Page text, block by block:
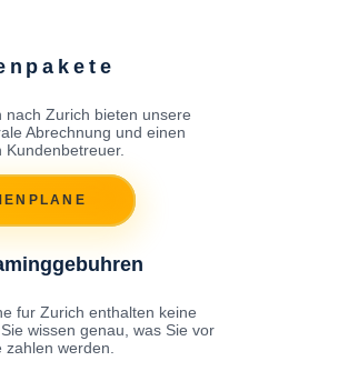
nach Zurich bieten unsere
Abrechnung und einen
Kundenbetreuer.
fur Zurich enthalten keine
wissen genau, was Sie vor
zahlen werden.